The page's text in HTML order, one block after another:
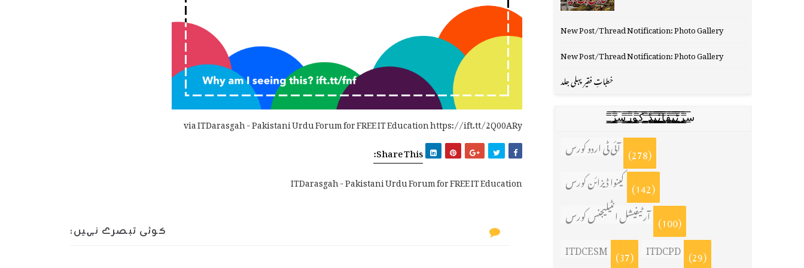
via ITDarasgah - Pakistani Urdu Forum for FREE IT Education https://ift.tt/2Q00ARy
Share This:
ITDarasgah - Pakistani Urdu Forum for FREE IT Education
کوئی تبصرے نہیں:
New Post/Thread Notification: Photo Gallery
New Post/Thread Notification: Photo Gallery
خطباتِ فقیر پہلی جلد
س̳̿͟͞ر̳̿͟͞ٹ̳̿͟͞ی̳̿͟͞ف̳̿͟͞ا̳̿͟͞ي̳̳̿ٔ̿͟͟͞͞ی̳̿͟͞ڈ̳̿͟͞ ̳̿͟͞ک̳̿͟͞و̳̿͟͞ر̳̿͟͞س̳̿͟͞ز̳̿͟͞
آئی ٹی اردو کورس (278)
کینوا ڈیزائن کورس (142)
آرٹیفیشل انٹیلیجنس کورس (100)
ITDCESM (37) ITDCPD (29)